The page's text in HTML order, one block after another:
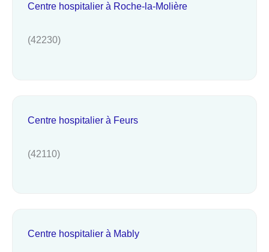
Centre hospitalier à Roche-la-Molière
(42230)
Centre hospitalier à Feurs
(42110)
Centre hospitalier à Mably